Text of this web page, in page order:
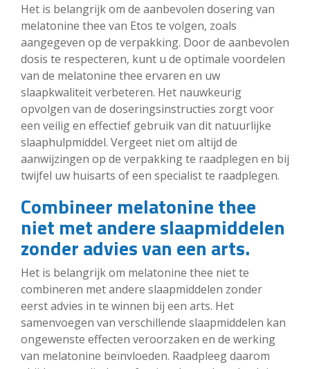
Het is belangrijk om de aanbevolen dosering van
melatonine thee van Etos te volgen, zoals
aangegeven op de verpakking. Door de aanbevolen
dosis te respecteren, kunt u de optimale voordelen
van de melatonine thee ervaren en uw
slaapkwaliteit verbeteren. Het nauwkeurig
opvolgen van de doseringsinstructies zorgt voor
een veilig en effectief gebruik van dit natuurlijke
slaaphulpmiddel. Vergeet niet om altijd de
aanwijzingen op de verpakking te raadplegen en bij
twijfel uw huisarts of een specialist te raadplegen.
Combineer melatonine thee
niet met andere slaapmiddelen
zonder advies van een arts.
Het is belangrijk om melatonine thee niet te
combineren met andere slaapmiddelen zonder
eerst advies in te winnen bij een arts. Het
samenvoegen van verschillende slaapmiddelen kan
ongewenste effecten veroorzaken en de werking
van melatonine beïnvloeden. Raadpleeg daarom